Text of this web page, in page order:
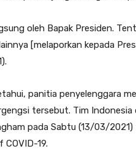
oleh Bapak Presiden.
[melaporkan kepada
panitia penyelenggara
tersebut. Tim
pada Sabtu (13/03/
19.